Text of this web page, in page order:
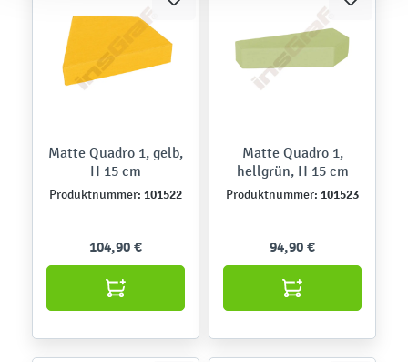
Matte Quadro 1, gelb,
H 15 cm
Produktnummer: 101522
104,90 €
Matte Quadro 1,
hellgrün, H 15 cm
Produktnummer: 101523
94,90 €